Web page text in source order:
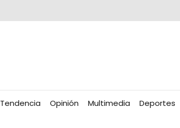
Tendencia Opinión Multimedia Deportes